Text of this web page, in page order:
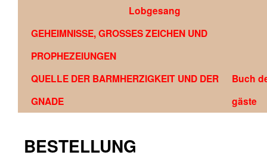
OFFENBARUNG AN EDSON GLAUBER DE SOUZA
Lobgesang
GEHEIMNISSE, GROSSES ZEICHEN UND
PROPHEZEIUNGEN
QUELLE DER BARMHERZIGKEIT UND DER
GNADE
Buch
gäste
BESTELLUNG